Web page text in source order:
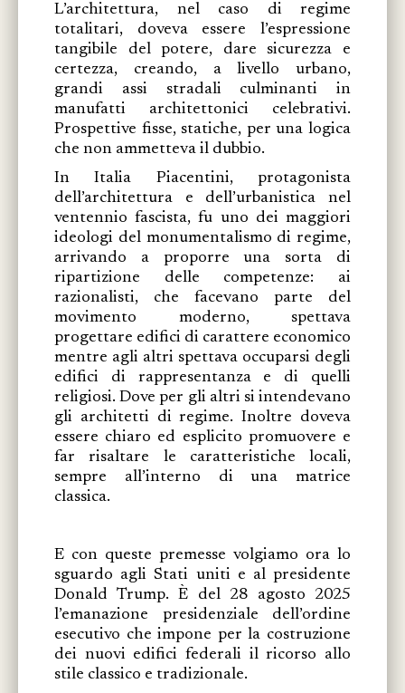
L’architettura, nel caso di regime
totalitari, doveva essere l’espressione
tangibile del potere, dare sicurezza e
certezza, creando, a livello urbano,
grandi assi stradali culminanti in
manufatti architettonici celebrativi.
Prospettive fisse, statiche, per una logica
che non ammetteva il dubbio.
In Italia Piacentini, protagonista
dell’architettura e dell’urbanistica nel
ventennio fascista, fu uno dei maggiori
ideologi del monumentalismo di regime,
arrivando a proporre una sorta di
ripartizione delle competenze: ai
razionalisti, che facevano parte del
movimento moderno, spettava
progettare edifici di carattere economico
mentre agli altri spettava occuparsi degli
edifici di rappresentanza e di quelli
religiosi. Dove per gli altri si intendevano
gli architetti di regime. Inoltre doveva
essere chiaro ed esplicito promuovere e
far risaltare le caratteristiche locali,
sempre all’interno di una matrice
classica.
E con queste premesse volgiamo ora lo
sguardo agli Stati uniti e al presidente
Donald Trump. È del 28 agosto 2025
l’emanazione presidenziale dell’ordine
esecutivo che impone per la costruzione
dei nuovi edifici federali il ricorso allo
stile classico e tradizionale.